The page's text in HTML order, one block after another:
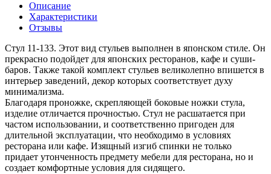
Описание
Характеристики
Отзывы
Стул 11-133. Этот вид стульев выполнен в японском стиле. Он
прекрасно подойдет для японских ресторанов, кафе и суши-
баров. Также такой комплект стульев великолепно впишется в
интерьер заведений, декор которых соответствует духу
минимализма.
Благодаря проножке, скрепляющей боковые ножки стула,
изделие отличается прочностью. Стул не расшатается при
частом использовании, и соответственно пригоден для
длительной эксплуатации, что необходимо в условиях
ресторана или кафе. Изящный изгиб спинки не только
придает утонченность предмету мебели для ресторана, но и
создает комфортные условия для сидящего.